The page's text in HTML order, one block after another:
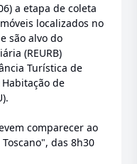
a etapa de coleta
localizados no
são alvo do
(REURB)
Turística de
de
comparecer ao
das 8h30